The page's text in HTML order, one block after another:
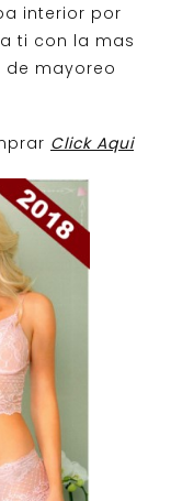
interior por
ti con la mas
mayoreo
Click Aqui